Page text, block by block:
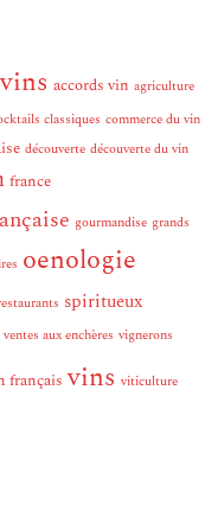
accords vin agriculture
classiques commerce du vin
découverte découverte du vin
france
gourmandise grands
oenologie
spiritueux
ventes aux enchères vignerons
français vins viticulture